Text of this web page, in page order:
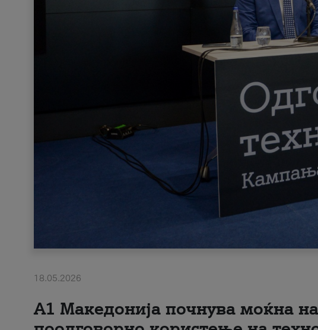
18.05.2026
A1 Македонија почнува моќна